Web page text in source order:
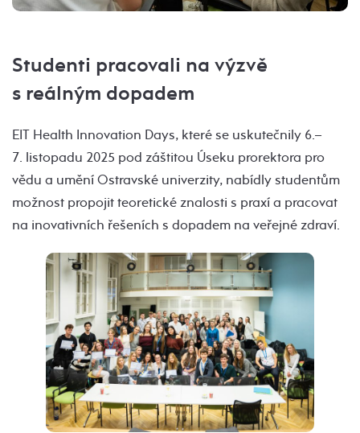
Studenti pracovali na výzvě
s reálným dopadem
EIT Health Innovation Days, které se uskutečnily 6.–
7. listopadu 2025 pod záštitou Úseku prorektora pro
vědu a umění Ostravské univerzity, nabídly studentům
možnost propojit teoretické znalosti s praxí a pracovat
na inovativních řešeních s dopadem na veřejné zdraví.